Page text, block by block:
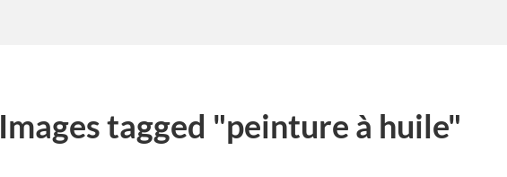
Images tagged "peinture à huile"